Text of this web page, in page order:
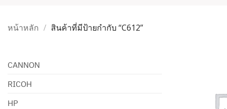
หน้าหลัก / สินค้าที่มีป้ายกำกับ “C612”
CANNON
RICOH
HP